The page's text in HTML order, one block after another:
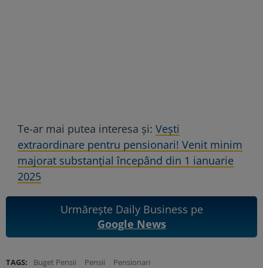
Te-ar mai putea interesa și: Vești
extraordinare pentru pensionari! Venit minim
majorat substanțial începând din 1 ianuarie
2025
Urmărește Daily Business pe
Google News
TAGS: Buget Pensii Pensii Pensionari